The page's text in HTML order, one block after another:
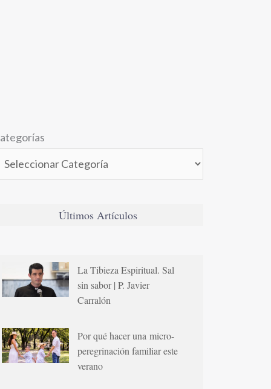
Últimos Artículos
La Tibieza Espiritual. Sal
sin sabor | P. Javier
Carralón
Por qué hacer una micro-
peregrinación familiar este
verano